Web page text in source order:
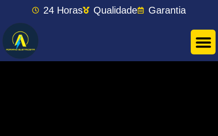
24 Horas Qualidade Garantia